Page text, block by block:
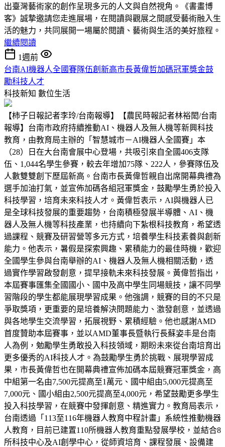
出臺灣藝術家的創作呈現多元的人文與自然視角。《書畫博
客》誠摯邀請您走進展場，在閱讀與觀展之間感受藝術融入生
活的魅力，共同展開一場屬於閱讀、藝術與生活的美好旅程。
繼續閱讀
1週前
台南AI機器人全國賽隊伍創新高市長黃偉哲加碼冠軍獎金鼓
勵科技人才
科技新知 數位生活
【柿子日報記者李玲/台南報導】【農民時報記者林裕閎/台南
報導】台南市政府持續推動AI、機器人及無人機等新興科技
教育，由教育局主辦的「智慧城市－AI機器人全國賽」本
（28）日在大台南會展中心登場，共吸引來自全國406支隊
伍、1,044名學生參賽，較去年增加75隊、222人，參賽隊伍及
人數雙雙創下歷屆新高。台南市長黃偉哲親自出席開幕典禮為
選手加油打氣，並宣佈加碼各組冠軍獎金，鼓勵學生勇於投入
科技學習，培育未來科技人才。黃偉哲表示，AI與機器人已
是全球科技發展的重要趨勢，台南積極發展半導體、AI、機
器人及無人機等科技產業，也持續向下紮根科技教育，希望透
過課程、競賽及研習營等多元方式，培養學生科技素養與創新
能力。他表示，暑假是探索興趣、累積能力的最佳時機，歡迎
全國學生參與台南舉辦的AI、機器人及無人機相關活動，透
過實作學習啟發創意，提早接軌未來科技發展。黃偉哲指出，
本屆賽事匯集全國國小、國中及高中學生同場競技，讓不同學
習階段的學生都能展現學習成果。他強調，競賽的目的不只是
爭取獎項，更重要的是培養解決問題能力、激發創意，並透過
與各地學生交流學習，拓展視野、累積經驗。他也感謝AMD
首度贊助本屆賽事，並以AMD董事長暨執行長蘇姿丰是台南
人為例，勉勵學生勇敢投入科技領域，期盼未來從台南培育出
更多優秀的AI科技人才。為鼓勵學生勇於挑戰、展現學習成
果，市長黃偉哲也在開幕典禮宣佈加碼本屆競賽冠軍獎金，高
中組第一名由7,500元提高至1萬元、國中組由5,000元提高至
7,000元、國小組由2,500元提高至4,000元，希望鼓勵更多學生
投入科技學習，在競賽中發揮創意、精進實力。教育局表示，
台南透過「113至116年機器人教育中程計畫」系統性推動機器
人教育，目前已建置110所機器人教育重點發展學校，並結合8
所科技中心及AI創學中心，從師資培育、課程發展、設備建